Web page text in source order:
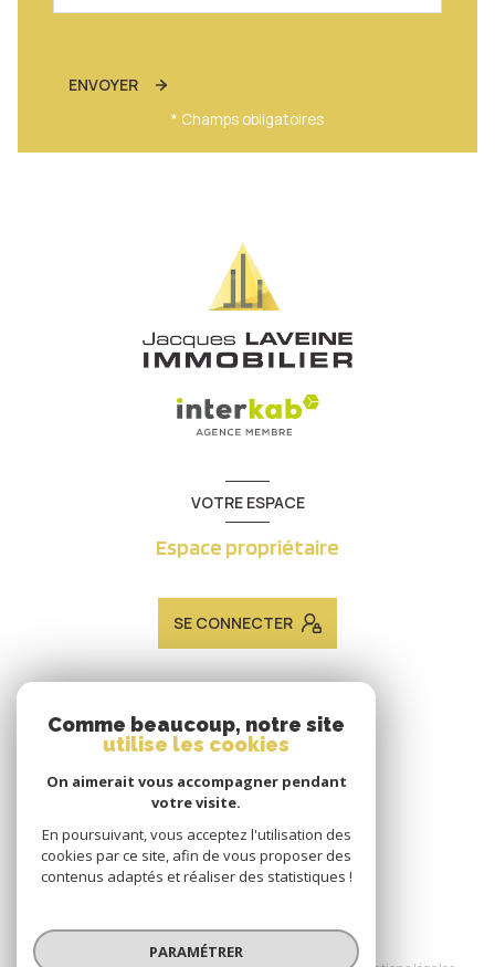
ENVOYER
* Champs obligatoires
VOTRE ESPACE
Espace propriétaire
SE CONNECTER
ADHÉRENTS
Nous adhérons
Comme beaucoup, notre site
utilise les cookies
On aimerait vous accompagner pendant
votre visite.
En poursuivant, vous acceptez l'utilisation des
cookies par ce site, afin de vous proposer des
contenus adaptés et réaliser des statistiques !
PARAMÉTRER